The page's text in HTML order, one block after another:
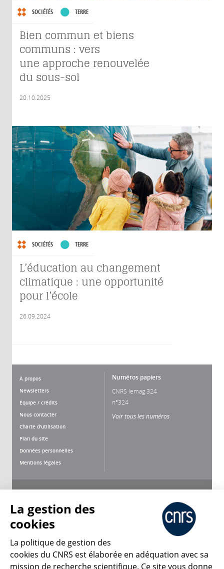
SOCIÉTÉS TERRE
Bien commun et biens
communs : vers
une approche renouvelée
du sous-sol
20.10.2025
SOCIÉTÉS TERRE
L’éducation au changement
climatique : une opportunité
pour l’école
26.09.2024
À propos
Newsletters
Équipe / crédits
Nous contacter
Charte d'utilisation
Plan du site
Données personnelles
Mentions légales
Numéros papiers
CNRS lemag 324
n°324
Voir tous les numéros
CNRS Le Mag
La gestion des
cookies
La politique de gestion des
cookies du CNRS est élaborée en adéquation avec sa
mission de recherche scientifique. Ce site vous donne